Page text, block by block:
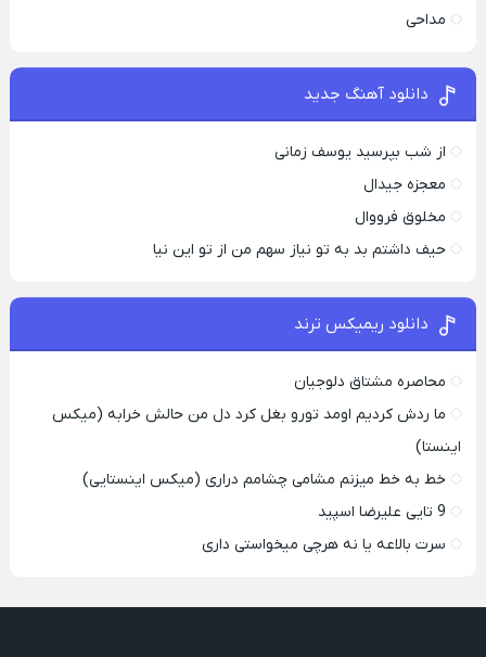
مداحی
دانلود آهنگ جدید
از شب بپرسید یوسف زمانی
معجزه جیدال
مخلوق فرووال
حیف داشتم بد به تو نیاز سهم من از تو این نیا
دانلود ریمیکس ترند
محاصره مشتاق دلوجیان
ما ردش کردیم اومد تورو بغل کرد دل من حالش خرابه (میکس
اینستا)
خط به خط میزنم مشامی چشامم دراری (میکس اینستایی)
9 تایی علیرضا اسپید
سرت بالاعه یا نه هرچی میخواستی داری